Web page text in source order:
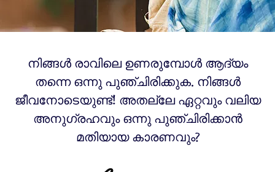
നിങ്ങൾ രാവിലെ ഉണരുമ്പോൾ ആദ്യം
തന്നെ ഒന്നു പുഞ്ചിരിക്കുക. നിങ്ങൾ
ജീവനോടെയുണ്ട്! അതല്ലേ ഏറ്റവും വലിയ
അനുഗ്രഹവും ഒന്നു പുഞ്ചിരിക്കാൻ
മതിയായ കാരണവും?